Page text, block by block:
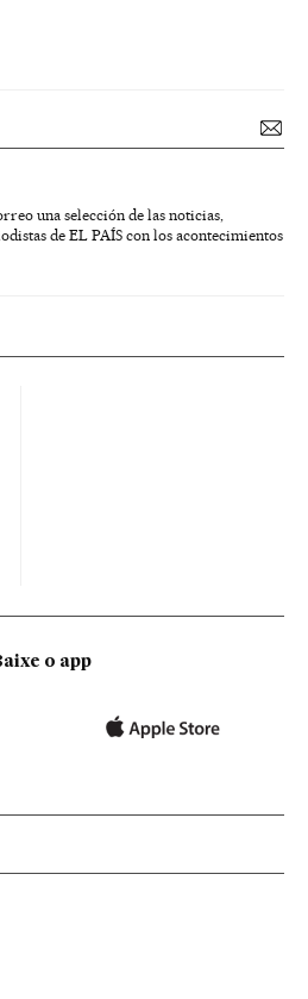
una selección de las noticias,
de EL PAÍS con los acontecimientos
o app